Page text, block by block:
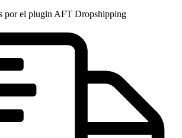
por el plugin AFT Dropshipping